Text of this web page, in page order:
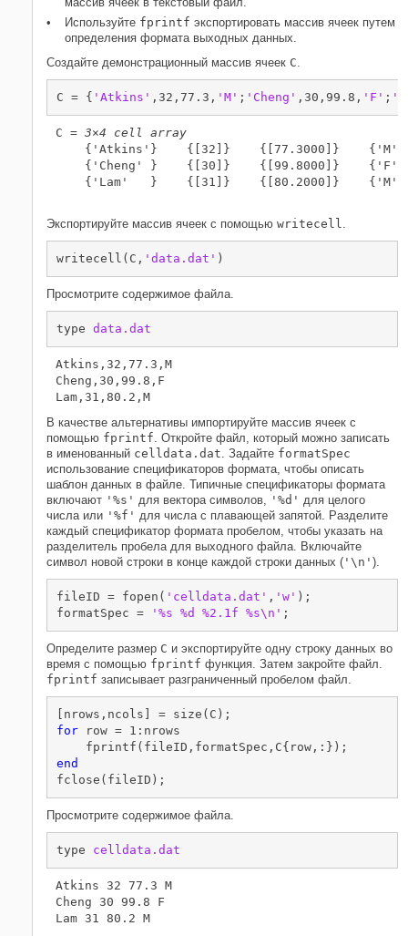
Используйте fprintf экспортировать массив ячеек путем
определения формата выходных данных.
Создайте демонстрационный массив ячеек C.
C = { 'Atkins' ,32,77.3, 'M' ; 'Cheng' ,30,99.8, 'F' ;
C = 3×4 cell array
    {'Atkins'}    {[32]}    {[77.3000]}    {'M'}
    {'Cheng' }    {[30]}    {[99.8000]}    {'F'}
    {'Lam'   }    {[31]}    {[80.2000]}    {'M'}
Экспортируйте массив ячеек с помощью writecell.
writecell(C, 'data.dat' )
Просмотрите содержимое файла.
type data.dat
Atkins,32,77.3,M
Cheng,30,99.8,F
В качестве альтернативы импортируйте массив ячеек с
помощью fprintf. Откройте файл, который можно записать
в именованный celldata.dat. Задайте formatSpec
использование спецификаторов формата, чтобы описать
шаблон данных в файле. Типичные спецификаторы формата
включают '%s' для вектора символов, '%d' для целого
числа или '%f' для числа с плавающей запятой. Разделите
каждый спецификатор формата пробелом, чтобы указать на
разделитель пробела для выходного файла. Включайте
символ новой строки в конце каждой строки данных ( '\n' ).
fileID = fopen( 'celldata.dat' , 'w' );
formatSpec =
'%s %d %2.1f %s\n' ;
Определите размер C и экспортируйте одну строку данных во
время с помощью fprintf функция. Затем закройте файл.
fprintf записывает разграниченный пробелом файл.
for row = 1:nrows
end
fclose(fileID);
Просмотрите содержимое файла.
type celldata.dat
Atkins 32 77.3 M
Cheng 30 99.8 F